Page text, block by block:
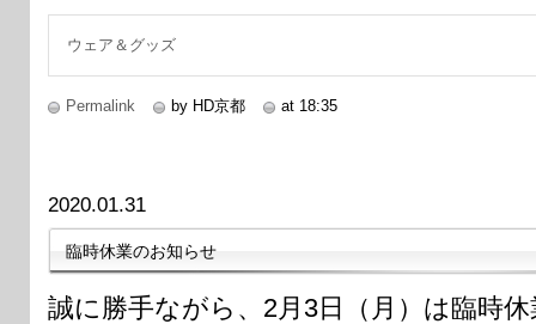
ウェア＆グッズ
Permalink by HD京都 at 18:35
2020.01.31
臨時休業のお知らせ
誠に勝手ながら、2月3日（月）は臨時